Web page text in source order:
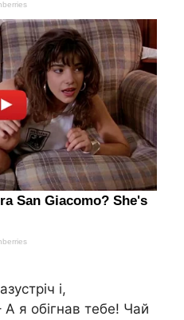
і,
я обігнав тебе! Чай